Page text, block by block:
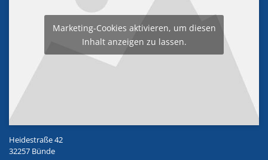
Marketing-Cookies aktivieren, um diesen
Inhalt anzeigen zu lassen.
Heidestraße 42
32257 Bünde